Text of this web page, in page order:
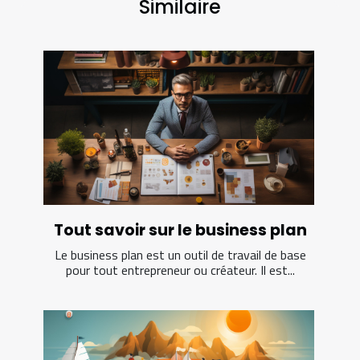
Similaire
Tout savoir sur le business plan
Le business plan est un outil de travail de base
pour tout entrepreneur ou créateur. Il est...